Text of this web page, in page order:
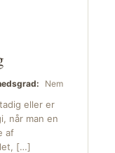
Nem
eller er
når man en
af
let, […]